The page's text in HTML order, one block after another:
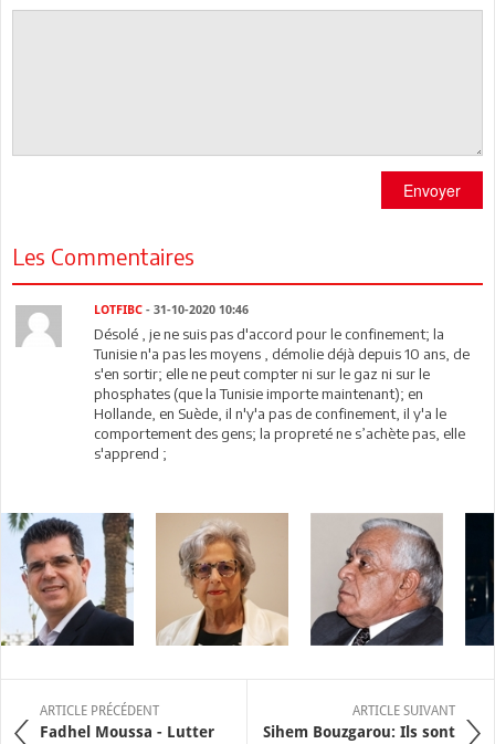
Envoyer
Les Commentaires
LOTFIBC - 31-10-2020 10:46
Désolé , je ne suis pas d'accord pour le confinement; la
Tunisie n'a pas les moyens , démolie déjà depuis 10 ans, de
s'en sortir; elle ne peut compter ni sur le gaz ni sur le
phosphates (que la Tunisie importe maintenant); en
Hollande, en Suède, il n'y'a pas de confinement, il y'a le
comportement des gens; la propreté ne s’achète pas, elle
s'apprend ;
ARTICLE PRÉCÉDENT
Fadhel Moussa - Lutter
ARTICLE SUIVANT
Sihem Bouzgarou: Ils sont